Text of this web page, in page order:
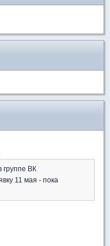
группе ВК
11 мая - пока